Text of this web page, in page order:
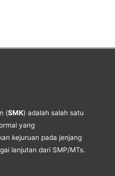
(SMK) adalah salah satu
yang
kejuruan pada jenjang
lanjutan dari SMP/MTs.